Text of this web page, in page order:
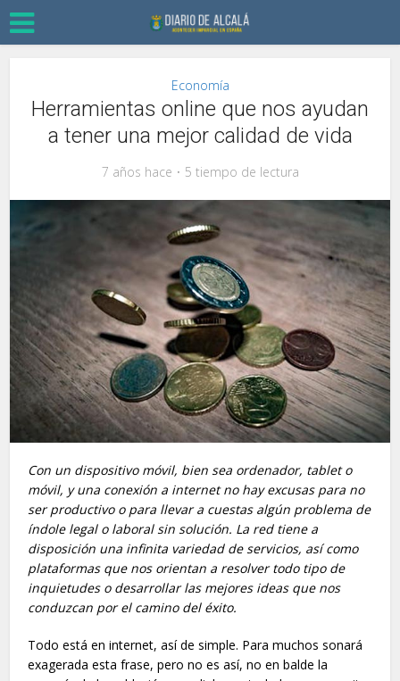
Economía
Herramientas online que nos ayudan
a tener una mejor calidad de vida
7 años hace 5 tiempo de lectura
Con un dispositivo móvil, bien sea ordenador, tablet o
móvil, y una conexión a internet no hay excusas para no
ser productivo o para llevar a cuestas algún problema de
índole legal o laboral sin solución. La red tiene a
disposición una infinita variedad de servicios, así como
plataformas que nos orientan a resolver todo tipo de
inquietudes o desarrollar las mejores ideas que nos
conduzcan por el camino del éxito.
Todo está en internet, así de simple. Para muchos sonará
exagerada esta frase, pero no es así, no en balde la